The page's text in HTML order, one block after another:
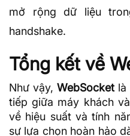
mở rộng dữ liệu
handshake.
Tổng kết về
Như vậy, WebSocketlà
tiếp giữa máy khách
về hiệu suất và tính
sự lựa chọn hoàn hảo